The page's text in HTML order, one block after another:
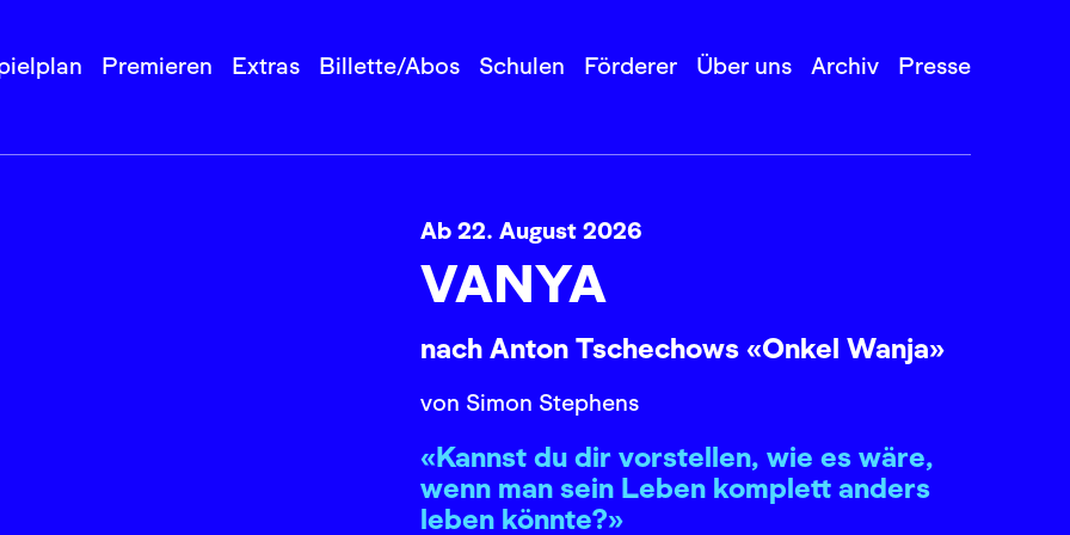
Premieren Extras Billette/Abos Schulen Förderer Über uns Archiv Presse
Ab 22. August 2026
VANYA
nach Anton Tschechows «Onkel Wanja»
von Simon Stephens
«Kannst du dir vorstellen, wie es wäre,
wenn man sein Leben komplett anders
leben könnte?»